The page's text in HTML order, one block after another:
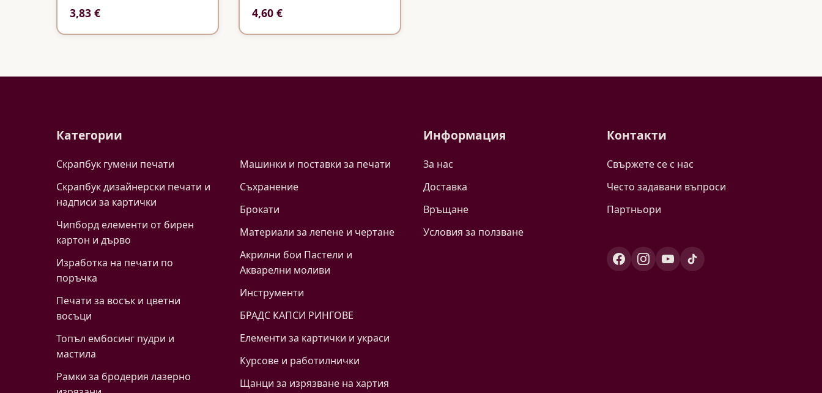
3,83 €
4,60 €
Категории
Скрапбук гумени печати
Скрапбук дизайнерски печати и
надписи за картички
Чипборд елементи от бирен
картон и дърво
Изработка на печати по
поръчка
Печати за восък и цветни
восъци
Топъл ембосинг пудри и
мастила
Рамки за бродерия лазерно
Машинки и поставки за печати
Съхранение
Брокати
Материали за лепене и чертане
Акрилни бои Пастели и
Акварелни моливи
Инструменти
БРАДС КАПСИ РИНГОВЕ
Eлементи за картички и украси
Курсове и работилнички
Щанци за изрязване на хартия
Информация
За нас
Доставка
Връщане
Условия за ползване
Контакти
Свържете се с нас
Често задавани въпроси
Партньори